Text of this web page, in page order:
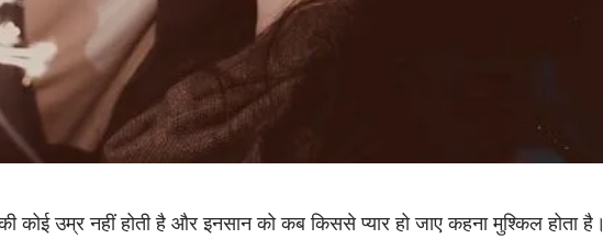
कोई उम्र नहीं होती है और इनसान को कब किससे प्यार हो जाए कहना मुश्किल होता है।